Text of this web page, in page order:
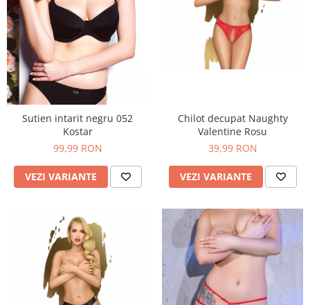
Sutien intarit negru 052
Kostar
99,99 RON
VEZI VARIANTE
Chilot decupat Naughty
Valentine Rosu
39,99 RON
VEZI VARIANTE